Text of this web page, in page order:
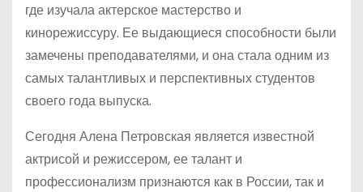
где изучала актерское мастерство и
кинорежиссуру. Ее выдающиеся способности были
замечены преподавателями, и она стала одним из
самых талантливых и перспективных студентов
своего года выпуска.
Сегодня Алена Петровская является известной
актрисой и режиссером, ее талант и
профессионализм признаются как в России, так и